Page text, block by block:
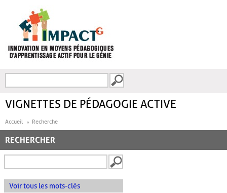
FORMULAIRE DE
VIGNETTES DE PÉDAGOGIE ACTIVE
Accueil Recherche
RECHERCHER
Voir tous les mots-clés